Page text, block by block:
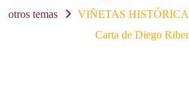
otros temas
VIÑETAS
Carta de Diego